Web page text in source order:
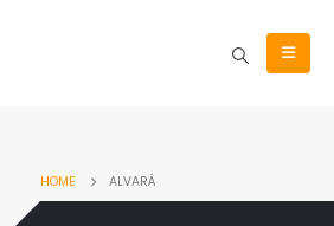
HOME ALVARÁ